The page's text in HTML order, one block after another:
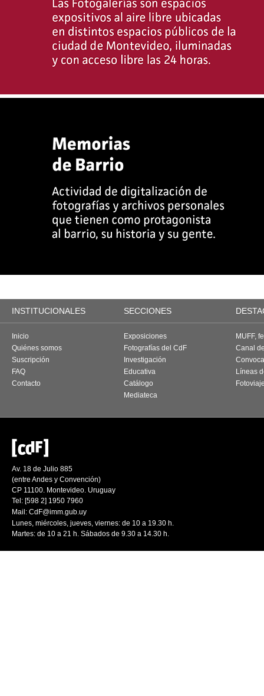
INSTITUCIONALES SECCIONES
Inicio
Quiénes somos
Suscripción
FAQ
Contacto
Exposiciones
Fotografías del CdF
Investigación
Educativa
Catálogo
Mediateca
MUFF,
Canal
Líneas
Av. 18 de Julio 885
(entre Andes y Convención)
CP 11100. Montevideo. Uruguay
Tel: [598 2] 1950 7960
Mail: CdF@imm.gub.uy
Lunes, miércoles, jueves, viernes: de 10 a 19.30 h.
Martes: de 10 a 21 h. Sábados de 9.30 a 14.30 h.